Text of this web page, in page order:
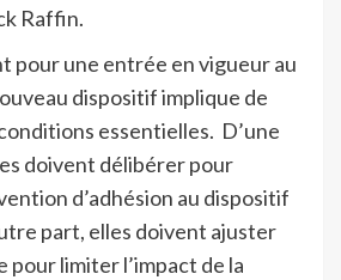
Raffin.
pour une entrée en vigueur au
dispositif implique de
essentielles. D’une
doivent délibérer pour
d’adhésion au dispositif
part, elles doivent ajuster
limiter l’impact de la